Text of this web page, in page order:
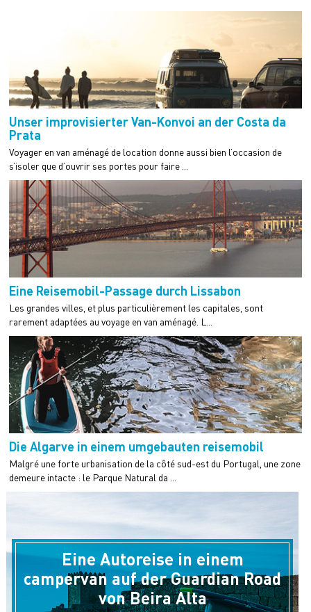
Unser improvisierter Van-Konvoi an der Costa da
Prata
Voyager en van aménagé de location donne aussi bien l’occasion de
s’isoler que d’ouvrir ses portes pour faire ...
Eine Reisemobil-Passage durch Lissabon
Les grandes villes, et plus particulièrement les capitales, sont
rarement adaptées au voyage en van aménagé. L...
Die Algarve in einem umgebauten reisemobil
Malgré une forte urbanisation de la côté sud-est du Portugal, une zone
demeure intacte : le Parque Natural da ...
Eine Autoreise in einem
campervan auf der Guardian Road
von Beira Alta